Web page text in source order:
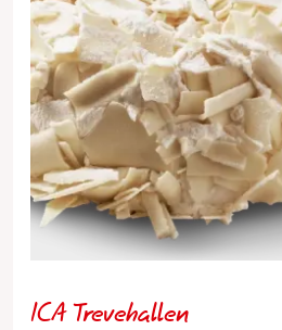
ICA Trevehallen